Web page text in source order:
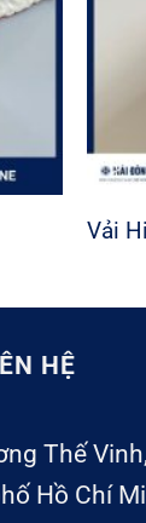
Vải
HỆ
Thế
Hồ Chí